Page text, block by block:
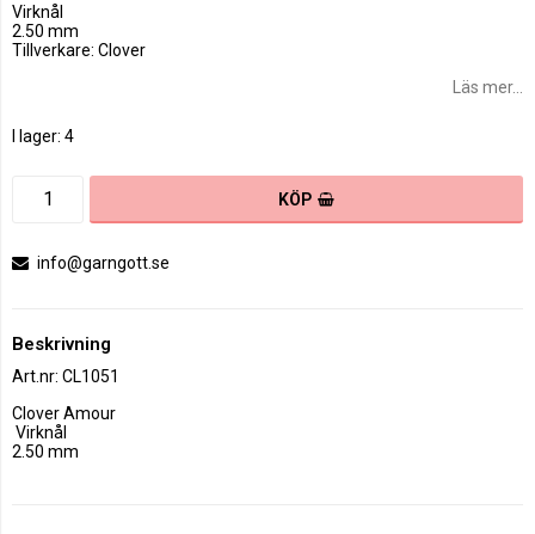
Virknål
2.50 mm
Tillverkare: Clover
Läs mer...
I lager: 4
KÖP
info@garngott.se
Beskrivning
Art.nr: CL1051
Clover Amour
2.50 mm